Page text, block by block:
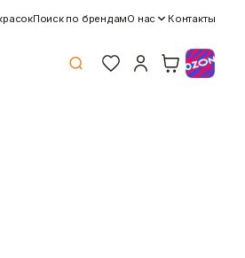
Поиск по брендамО нас Контакты